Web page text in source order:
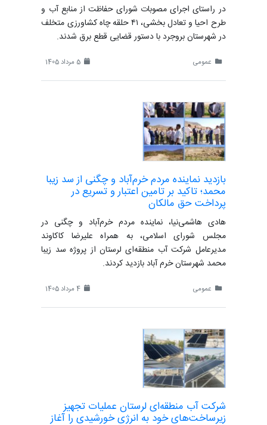
در راستای اجرای مصوبات شورای حفاظت از منابع آب و
طرح احیا و تعادل بخشی، ۴١ حلقه چاه کشاورزی متخلف
در شهرستان بروجرد با دستور قضایی قطع برق شدند.
عمومی
بازدید نماینده مردم خرم‌آباد و چگنی از سد زیبا
محمد؛ تاکید بر تامین اعتبار و تسریع در
پرداخت حق مالکان
هادی هاشمی‌نیا، نماینده مردم خرم‌آباد و چگنی در
مجلس شورای اسلامی، به همراه علیرضا کاکاوند
مدیرعامل شرکت آب منطقه‌ای لرستان از پروژه سد زیبا
محمد شهرستان خرم آباد بازدید کردند.
عمومی
شرکت آب منطقه‌ای لرستان عملیات تجهیز
زیرساخت‌های خود به انرژی خورشیدی را آغاز